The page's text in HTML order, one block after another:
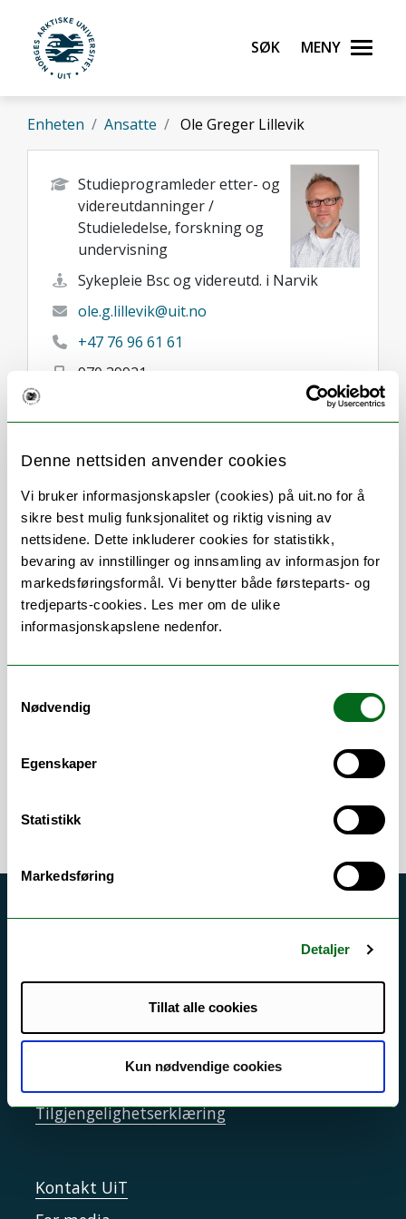
Denne nettsiden anvender cookies
Vi bruker informasjonskapsler (cookies) på uit.no for å
sikre best mulig funksjonalitet og riktig visning av
nettsidene. Dette inkluderer cookies for statistikk,
bevaring av innstillinger og innsamling av informasjon for
markedsføringsformål. Vi benytter både førsteparts- og
tredjeparts-cookies. Les mer om de ulike
informasjonskapslene nedenfor.
Nødvendig
Egenskaper
Statistikk
Markedsføring
Detaljer
Tillat alle cookies
Kun nødvendige cookies
Gå til hovedinnhold
UiT Norges arktiske universitet
Søk Meny
Enheten Ansatte Ole Greger Lillevik
Studieprogramleder etter- og
videreutdanninger /
Studieledelse, forskning og
undervisning
Sykepleie Bsc og videreutd. i Narvik
ole.g.lillevik@uit.no
+47 76 96 61 61
970 39921
Om
Forskning og undervisning
Publikasjoner
Her finner du meg
Stillingsbeskrivelse
Studieprogramleder, dosent
Akutt hjelp
Driftsmeldinger
Personvern ved UiT
Sikkerhet, beredskap og personvern
Tilgjengelighetserklæring
Kontakt UiT